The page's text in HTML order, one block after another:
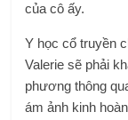
của cô ấy.
Y học cổ truyền
Valerie sẽ phải
phương thông
ám ảnh kinh